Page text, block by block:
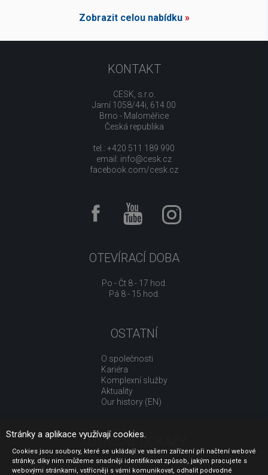
Zobrazit celou nabídku»
KONTAKT
CESK, s.r.o.
Jarní 1058/44i, 614 00
Brno - Maloměřice
Česká republika
tel.: +420 511 189 990
email: info@cesk.cz
facebook.com/cesk.cz
OTEVÍRACÍ DOBA
Po - Čt 8 - 17 hod.
Pá 8 - 15 hod.
OSTATNÍ
O společnosti
Kariéra
Komplexní služby
Aktuality
Our history (EN)
UŽITEČNÉ ODKAZY
Jak nakupovat
Stránky a aplikace využívají cookies.
Cookies jsou soubory, které se ukládají ve vašem zařízení při načtení webové
stránky, díky nim můžeme snadněji identifikovat způsob, jakým pracujete s
webovými stránkami, vstřícněji s vámi komunikovat, odhalit podvodné